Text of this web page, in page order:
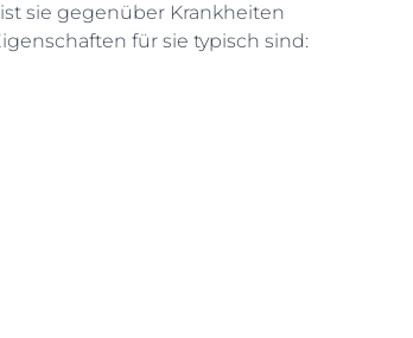
sie gegenüber Krankheiten
für sie typisch sind: